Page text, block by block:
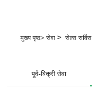
मुख्य पृष्ठ> सेवा>सेल्स सर्विस
पूर्व-बिक्री सेवा